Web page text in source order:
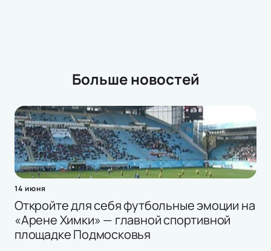
Больше новостей
14 июня
Откройте для себя футбольные эмоции на
«Арене Химки» — главной спортивной
площадке Подмосковья